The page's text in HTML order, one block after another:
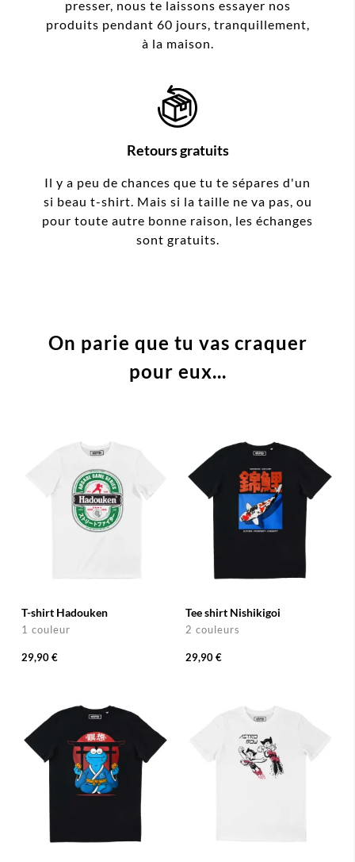
presser, nous te laissons essayer nos
produits pendant 60 jours, tranquillement,
à la maison.
Retours gratuits
Il y a peu de chances que tu te sépares d'un
si beau t-shirt. Mais si la taille ne va pas, ou
pour toute autre bonne raison, les échanges
sont gratuits.
On parie que tu vas craquer
pour eux...
T-shirt Hadouken
1 couleur
29,90 €
Tee shirt Nishikigoi
2 couleurs
29,90 €